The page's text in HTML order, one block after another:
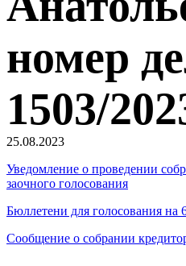
номер
1503/
25.08.2023
Уведомление о проведении
заочного голосования
Бюллетени для голосования на
Сообщение о собрании